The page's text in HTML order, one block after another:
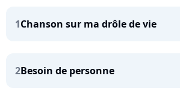
1Chanson sur ma drôle de vie
2Besoin de personne